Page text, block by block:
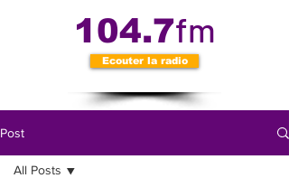
104.7fm
Ecouter la radio
Post
All Posts